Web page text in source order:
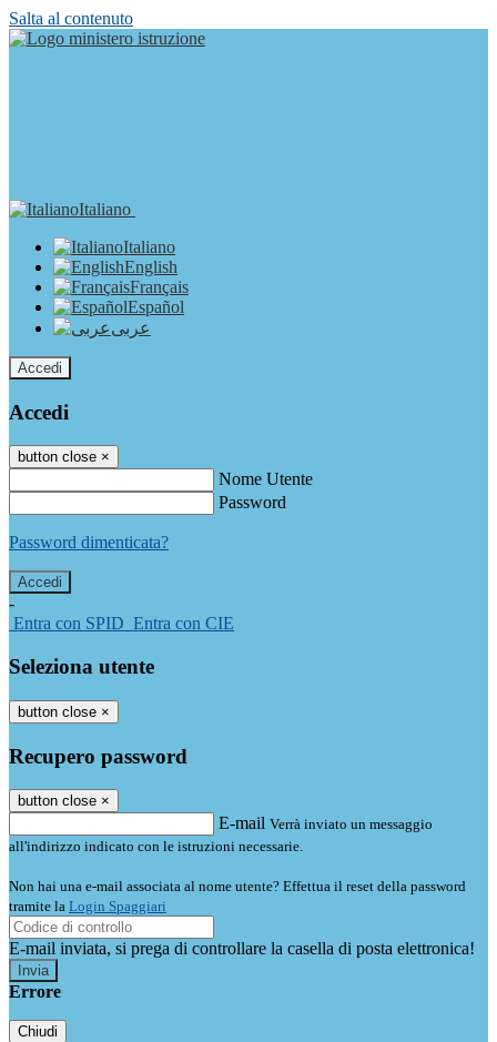
Salta al contenuto
Italiano
Italiano
English
Français
Español
عربى
Accedi
Accedi
button close ×
Nome Utente
Password
Password dimenticata?
-
Entra con SPID Entra con CIE
Seleziona utente
button close ×
Recupero password
button close ×
E-mail Verrà inviato un messaggio
all'indirizzo indicato con le istruzioni necessarie.
Non hai una e-mail associata al nome utente? Effettua il reset della password
tramite la Login Spaggiari
E-mail inviata, si prega di controllare la casella di posta elettronica!
Errore
Chiudi